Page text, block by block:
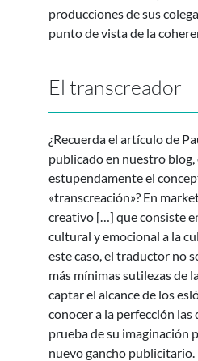
producciones de sus
punto de vista de la
El transcreador
¿Recuerda el artículo de
publicado en nuestro blog,
estupendamente el
«transcreación»? En
creativo […] que consiste
cultural y emocional a la
este caso, el traductor no
más mínimas sutilezas de
captar el alcance de los
conocer a la perfección las
prueba de su imaginación
nuevo gancho publicitario.